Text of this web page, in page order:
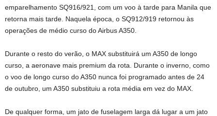
emparelhamento SQ916/921, com um voo à tarde para Manila que
retorna mais tarde. Naquela época, o SQ912/919 retornou às
operações de médio curso do Airbus A350.
Durante o resto do verão, o MAX substituirá um A350 de longo
curso, a aeronave mais premium da rota. Durante o inverno, como
o voo de longo curso do A350 nunca foi programado antes de 24
de outubro, um A350 substituiu a rota média em vez do MAX.
De qualquer forma, um jato de fuselagem larga dá lugar a um jato